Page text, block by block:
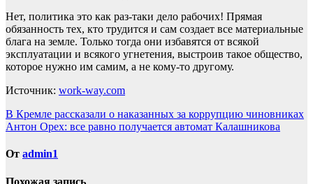
Нет, политика это как раз-таки дело рабочих! Прямая
обязанность тех, кто трудится и сам создает все материальные
блага на земле. Только тогда они избавятся от всякой
эксплуатации и всякого угнетения, выстроив такое общество,
которое нужно им самим, а не кому-то другому.
Источник: work-way.com
Навигация
по
записям
В Кремле рассказали о наказанных за коррупцию чиновниках
Антон Орех: все равно получается автомат Калашникова
От admin1
Похожая запись